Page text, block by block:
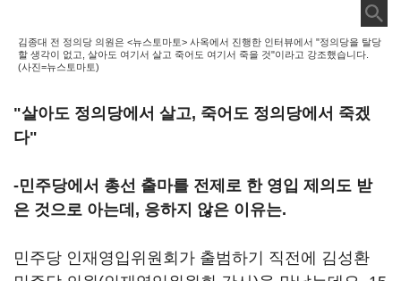
김종대 전 정의당 의원은 <뉴스토마토> 사옥에서 진행한 인터뷰에서 "정의당을 탈당
할 생각이 없고, 살아도 여기서 살고 죽어도 여기서 죽을 것"이라고 강조했습니다.
(사진=뉴스토마토)
"살아도 정의당에서 살고, 죽어도 정의당에서 죽겠
다"
-민주당에서 총선 출마를 전제로 한 영입 제의도 받
은 것으로 아는데, 응하지 않은 이유는.
민주당 인재영입위원회가 출범하기 직전에 김성환